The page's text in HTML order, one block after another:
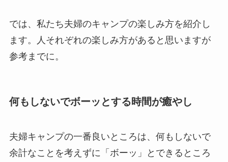
では、私たち夫婦のキャンプの楽しみ方を紹介し
ます。人それぞれの楽しみ方があると思いますが
参考までに。
何もしないでボーッとする時間が癒やし
夫婦キャンプの一番良いところは、何もしないで
余計なことを考えずに「ボーッ」とできるところ